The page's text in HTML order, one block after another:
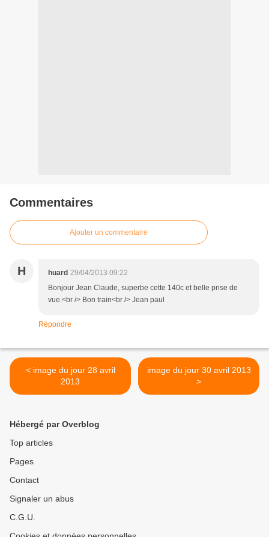
Commentaires
Ajouter un commentaire
H huard 29/04/2013 09:22
Bonjour Jean Claude, superbe cette 140c et belle prise de
vue.<br /> Bon train<br /> Jean paul
Répondre
< image du jour 28 avril
2013
image du jour 30 avril 2013
>
Hébergé par Overblog
Top articles
Pages
Contact
Signaler un abus
C.G.U.